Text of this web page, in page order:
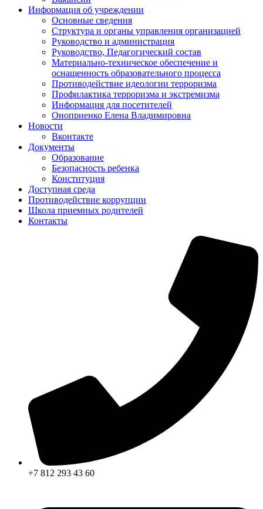
Информация об учреждении
Основные сведения
Структура и органы управления организацией
Руководство и администрация
Руководство, Педагогический состав
Материально-техническое обеспечение и
оснащенность образовательного процесса
Противодействие идеологии терроризма
Профилактика терроризма и экстремизма
Информация для посетителей
Оноприенко Елена Владимировна
Новости
Вконтакте
Документы
Образование
Безопасность ребенка
Конституция
Доступная среда
Противодействие коррупции
Школа приемных родителей
Контакты
+7 812 293 43 60